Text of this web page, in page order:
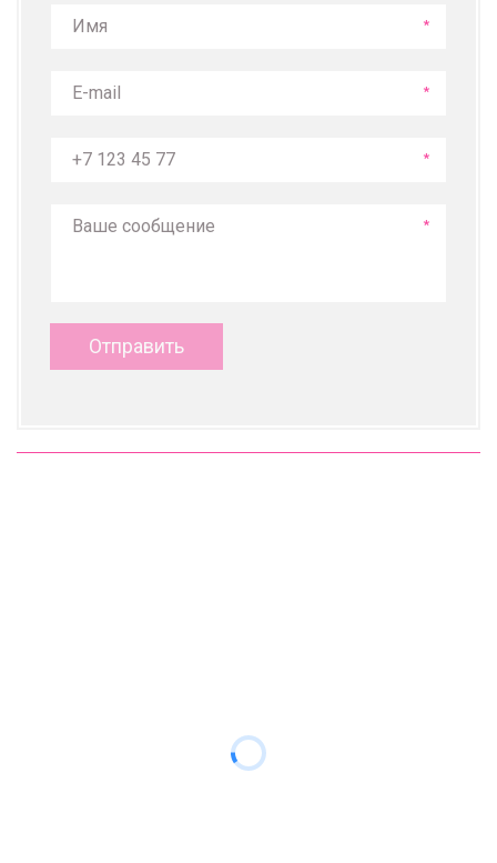
*
*
*
*
Отправить